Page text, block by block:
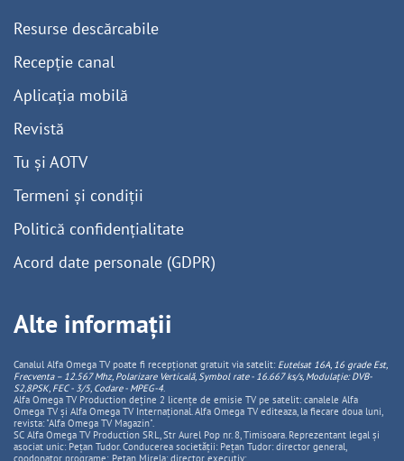
Resurse descărcabile
Recepție canal
Aplicația mobilă
Revistă
Tu și AOTV
Termeni și condiții
Politică confidențialitate
Acord date personale (GDPR)
Alte informații
Canalul Alfa Omega TV poate fi recepționat gratuit via satelit: Eutelsat 16A, 16 grade Est,
Frecventa – 12.567 Mhz, PolarizareVerticală, Symbol rate - 16.667 ks/s, Modulație: DVB-
S2,8PSK, FEC - 3/5, Codare - MPEG-4.
Alfa Omega TV Production deține 2 licențe de emisie TV pe satelit: canalele Alfa
Omega TV și Alfa Omega TV Internațional. Alfa Omega TV editeaza, la fiecare doua luni,
revista: "Alfa Omega TV Magazin".
SC Alfa Omega TV Production SRL, Str Aurel Pop nr. 8, Timisoara. Reprezentant legal și
asociat unic: Pețan Tudor. Conducerea societății: Pețan Tudor: director general,
coodonator programe; Pețan Mirela: director executiv;